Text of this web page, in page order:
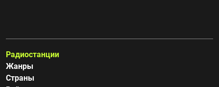
Радиостанции
Жанры
Страны